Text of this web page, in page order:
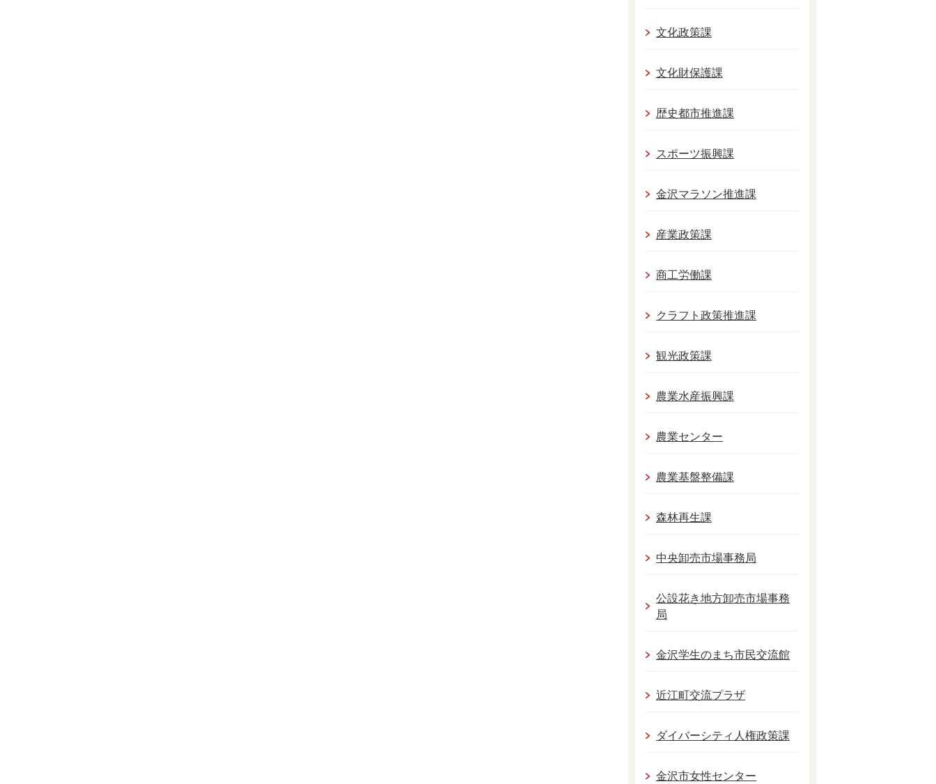
文化政策課
文化財保護課
歴史都市推進課
スポーツ振興課
金沢マラソン推進課
産業政策課
商工労働課
クラフト政策推進課
観光政策課
農業水産振興課
農業センター
農業基盤整備課
森林再生課
中央卸売市場事務局
公設花き地方卸売市場事務
局
金沢学生のまち市民交流館
近江町交流プラザ
ダイバーシティ人権政策課
金沢市女性センター